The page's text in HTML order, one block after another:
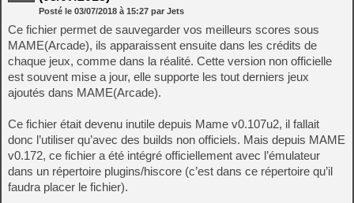
Posté le 03/07/2018 à 15:27 par Jets
Ce fichier permet de sauvegarder vos meilleurs scores sous
MAME(Arcade), ils apparaissent ensuite dans les crédits de
chaque jeux, comme dans la réalité. Cette version non officielle
est souvent mise a jour, elle supporte les tout derniers jeux
ajoutés dans MAME(Arcade).
Ce fichier était devenu inutile depuis Mame v0.107u2, il fallait
donc l’utiliser qu’avec des builds non officiels. Mais depuis MAME
v0.172, ce fichier a été intégré officiellement avec l’émulateur
dans un répertoire plugins/hiscore (c’est dans ce répertoire qu’il
faudra placer le fichier).